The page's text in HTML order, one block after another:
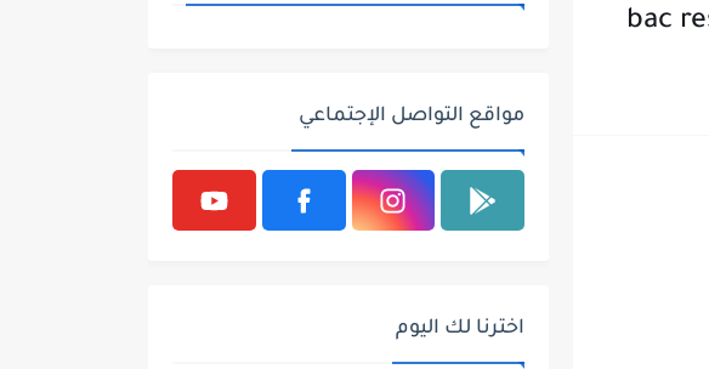
مواقع التواصل الإجتماعي
اخترنا لك اليوم